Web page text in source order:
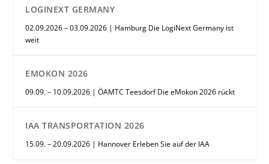
LOGINEXT GERMANY
02.09.2026 – 03.09.2026 | Hamburg Die LogiNext Germany ist
weit
EMOKON 2026
09.09. – 10.09.2026 | ÖAMTC Teesdorf Die eMokon 2026 rückt
IAA TRANSPORTATION 2026
15.09. – 20.09.2026 | Hannover Erleben Sie auf der IAA